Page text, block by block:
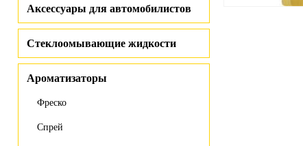
Аксессуары для автомобилистов
Стеклоомывающие жидкости
Ароматизаторы
Фреско
Спрей